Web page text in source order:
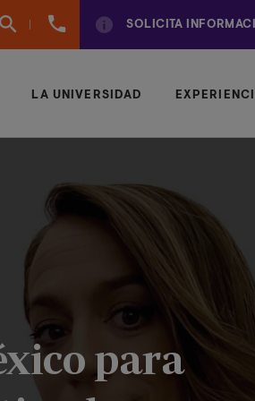
961
SOLICITA
LA UNIVERSIDAD
para